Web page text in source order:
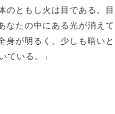
のともし火は目である。
なたの中にある光が消えて
身が明るく、少しも暗い
ている。」